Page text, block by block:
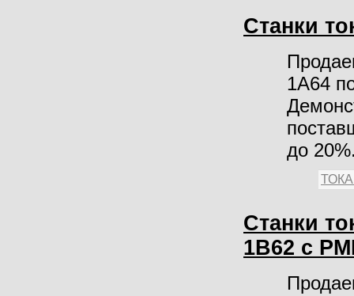
Станки
1А64
до
Станки
1В62 с